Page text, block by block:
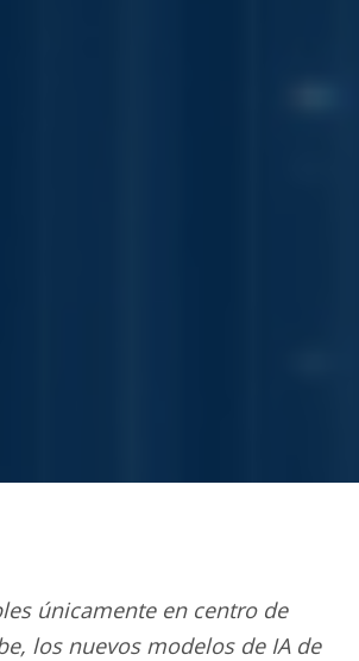
únicamente en centro de
los nuevos modelos de IA de